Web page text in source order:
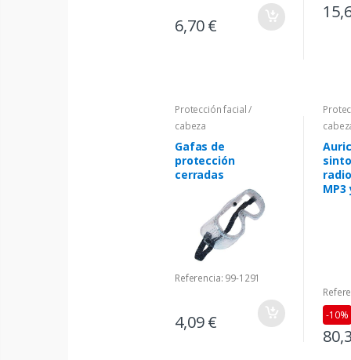
6,70 €
Protección facial /
cabeza
Gafas de
protección
cerradas
Referencia: 99-1291
4,09 €
MP3
-10%